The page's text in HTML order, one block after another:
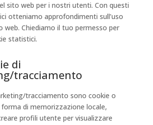
sito web per i nostri utenti. Con questi
otteniamo approfondimenti sull’uso
web. Chiediamo il tuo permesso per
statistici.
di
tracciamento
tracciamento sono cookie o
di memorizzazione locale,
profili utente per visualizzare